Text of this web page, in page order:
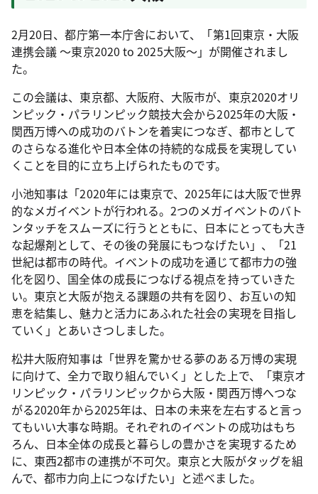
2月20日、都庁第一本庁舎において、「第1回東京・大阪
連携会議 ～東京2020 to 2025大阪～」が開催されまし
た。
この会議は、東京都、大阪府、大阪市が、東京2020オリ
ンピック・パラリンピック競技大会から2025年の大阪・
関西万博への成功のバトンを着実につなぎ、都市として
のさらなる進化や日本全体の持続的な成長を実現してい
くことを目的に立ち上げられたものです。
小池知事は「2020年には東京で、2025年には大阪で世界
的なメガイベントが行われる。2つのメガイベントのバト
ンタッチをスムーズに行うとともに、日本にとっても大き
な起爆剤として、その後の発展にもつなげたい」、「21
世紀は都市の時代。イベントの成功を通じて都市力の強
化を図り、国全体の成長につなげる視点を持っていきた
い。東京と大阪が抱える課題の共有を図り、お互いの知
恵を結集し、魅力と活力にあふれた社会の実現を目指し
ていく」とあいさつしました。
松井大阪府知事は「世界を驚かせる夢のある万博の実現
に向けて、全力で取り組んでいく」とした上で、「東京オ
リンピック・パラリンピックから大阪・関西万博へつな
がる2020年から2025年は、日本の未来を左右すると言っ
てもいい大事な時期。それぞれのイベントの成功はもち
ろん、日本全体の成長と暮らしの豊かさを実現するため
に、東西2都市の連携が不可欠。東京と大阪がタッグを組
んで、都市力向上につなげたい」と述べました。